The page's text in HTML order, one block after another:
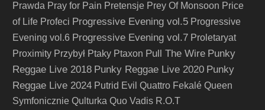
Prawda Pray for Pain Pretensje Prey Of Monsoon Price
of Life Profeci Progressive Evening vol.5 Progressive
Evening vol.6 Progressive Evening vol.7 Proletaryat
Proximity Przybył Ptaky Ptaxon Pull The Wire Punky
Reggae Live 2018 Punky Reggae Live 2020 Punky
Reggae Live 2024 Putrid Evil Quattro Fekalé Queen
Symfonicznie Qulturka Quo Vadis R.O.T